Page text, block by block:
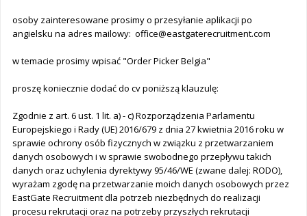
osoby zainteresowane prosimy o przesyłanie aplikacji po
angielsku na adres mailowy: office@eastgaterecruitment.com
w temacie prosimy wpisać "Order Picker Belgia"
proszę koniecznie dodać do cv poniższą klauzulę:
Zgodnie z art. 6 ust. 1 lit. a) - c) Rozporządzenia Parlamentu
Europejskiego i Rady (UE) 2016/679 z dnia 27 kwietnia 2016 roku w
sprawie ochrony osób fizycznych w związku z przetwarzaniem
danych osobowych i w sprawie swobodnego przepływu takich
danych oraz uchylenia dyrektywy 95/46/WE (zwane dalej: RODO),
wyrażam zgodę na przetwarzanie moich danych osobowych przez
EastGate Recruitment dla potrzeb niezbędnych do realizacji
procesu rekrutacji oraz na potrzeby przyszłych rekrutacji